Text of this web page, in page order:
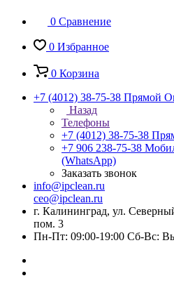
0 Сравнение
0 Избранное
0 Корзина
+7 (4012) 38-75-38 Прямой
Назад
Телефоны
+7 (4012) 38-75-38
+7 906 238-75-38
(WhatsApp)
Заказать звонок
info@ipclean.ru
ceo@ipclean.ru
г. Калининград, ул.
пом. 3
Пн-Пт: 09:00-19:00 Сб-Вс: